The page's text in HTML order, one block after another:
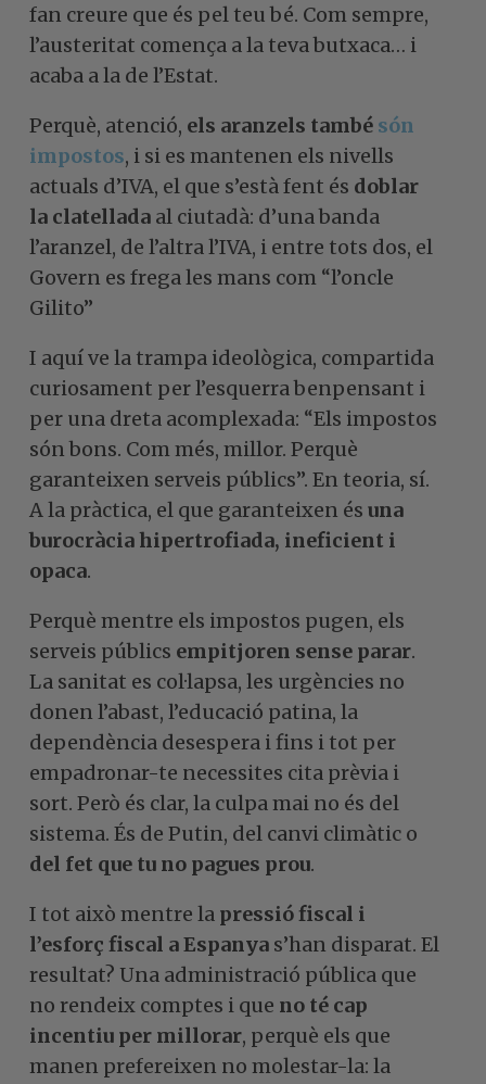
fan creure que és pel teu bé. Com sempre,
l’austeritat comença a la teva butxaca… i
acaba a la de l’Estat.
Perquè, atenció, els aranzels també són
impostos, i si es mantenen els nivells
actuals d’IVA, el que s’està fent és doblar
la clatellada al ciutadà: d’una banda
l’aranzel, de l’altra l’IVA, i entre tots dos, el
Govern es frega les mans com “l’oncle
Gilito”
I aquí ve la trampa ideològica, compartida
curiosament per l’esquerra benpensant i
per una dreta acomplexada: “Els impostos
són bons. Com més, millor. Perquè
garanteixen serveis públics”. En teoria, sí.
A la pràctica, el que garanteixen és una
burocràcia hipertrofiada, ineficient i
opaca.
Perquè mentre els impostos pugen, els
serveis públics empitjoren sense parar.
La sanitat es col·lapsa, les urgències no
donen l’abast, l’educació patina, la
dependència desespera i fins i tot per
empadronar-te necessites cita prèvia i
sort. Però és clar, la culpa mai no és del
sistema. És de Putin, del canvi climàtic o
del fet que tu no pagues prou.
I tot això mentre la pressió fiscal i
l’esforç fiscal a Espanya s’han disparat. El
resultat? Una administració pública que
no rendeix comptes i que no té cap
incentiu per millorar, perquè els que
manen prefereixen no molestar-la: la